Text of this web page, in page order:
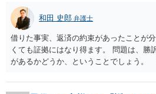
方に渡しているため、「仕事の完成」と
また、前述のとおり、過去の取引実績か
的に成立していると主張できる可能性が
たは報酬を請求する権利を有していると
求されていないので支払う義務はない」
に合意していなかったとしても、過去の
和田 史郎 弁護士
借りた事実、返済の約束があったことが
くても証拠にはなり得ます。 問題は、勝
があるかどうか、ということでしょう